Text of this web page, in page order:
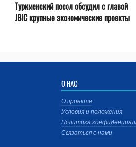
Туркменский посол обсудил с главой
JBIC крупные экономические проекты
О НАС
О проекте
Условия и положения
Политика
Связаться с нами